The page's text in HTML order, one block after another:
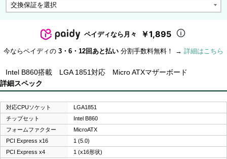
ペイディなら月々 ￥1,895
今ならペイディの 3・6・12回あと払い 分割手数料無料！ → 詳細はこちら
Intel B860搭載 LGA 1851対応 Micro ATXマザーボード
詳細スペック
対応CPUソケット
LGA1851
チップセット
Intel B860
フォームファクター
MicroATX
PCI Express x16
1 (5.0)
PCI Express x4
1 (x16形状)